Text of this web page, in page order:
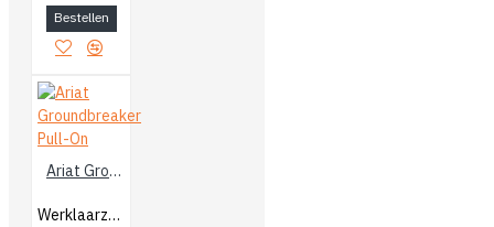
Bestellen
Ariat Groundbreaker Pull-On
Werklaarzen